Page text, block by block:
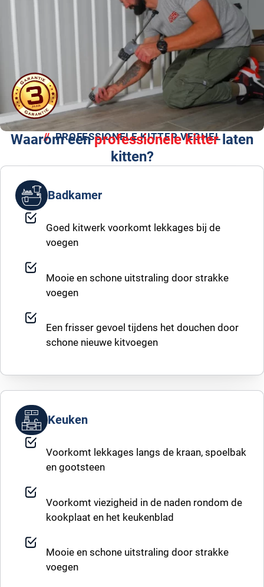
PROFESSIONELE KITTER VEGHEL
Waarom eenprofessionele kitterlaten
kitten?
Badkamer
Goed kitwerk voorkomt lekkages bij de
voegen
Mooie en schone uitstraling door strakke
voegen
Een frisser gevoel tijdens het douchen door
schone nieuwe kitvoegen
Keuken
Voorkomt lekkages langs de kraan, spoelbak
en gootsteen
Voorkomt viezigheid in de naden rondom de
kookplaat en het keukenblad
Mooie en schone uitstraling door strakke
voegen